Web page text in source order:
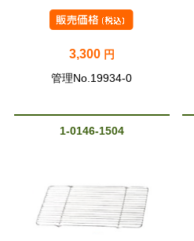
3,300 円
管理No.19934-0
1-0146-1504